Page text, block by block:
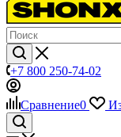
+7 800 250-74-02
Сравнение0